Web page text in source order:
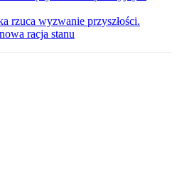
rzuca wyzwanie przyszłości.
racja stanu